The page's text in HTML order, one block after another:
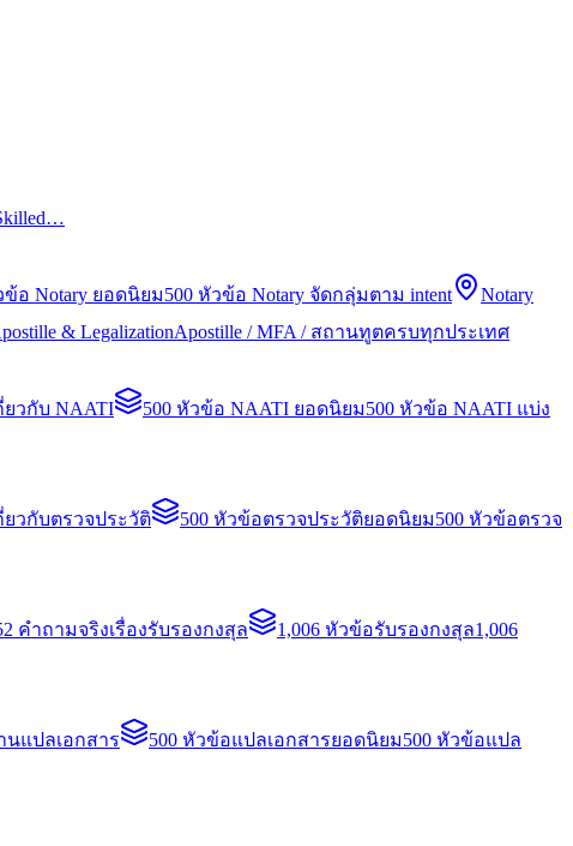
อ Notary ยอดนิยม500 หัวข้อ Notary จัดกลุ่มตาม intent
Notary
& LegalizationApostille / MFA / สถานทูตครบทุกประเทศ
ยวกับ NAATI 500 หัวข้อ NAATI ยอดนิยม500 หัวข้อ NAATI แบ่ง
ยวกับตรวจประวัติ 500 หัวข้อตรวจประวัติยอดนิยม500 หัวข้อตรวจ
คำถามจริงเรื่องรับรองกงสุล 1,006 หัวข้อรับรองกงสุล1,006
นแปลเอกสาร 500 หัวข้อแปลเอกสารยอดนิยม500 หัวข้อแปล